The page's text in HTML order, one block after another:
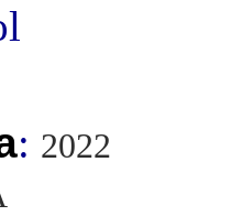
: 2022